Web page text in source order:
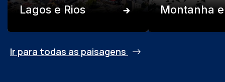
Lagos e Rios Montanha
Ir para todas as paisagens